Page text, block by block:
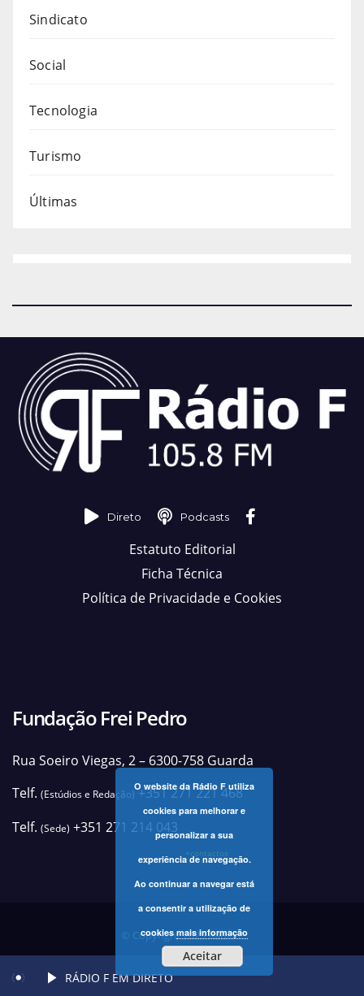
Sindicato
Social
Tecnologia
Turismo
Últimas
Direto Podcasts
Estatuto Editorial
Ficha Técnica
Política de Privacidade e Cookies
Fundação Frei Pedro
Rua Soeiro Viegas, 2 – 6300-758 Guarda
Telf. (Estúdios e Redação)+351 271 221 468
Telf. (Sede) +351 271 214 043
+contactos
© Copyright 2025 Rádio F
O website da Rádio F utiliza
cookies para melhorar e
personalizar a sua
experiência de navegação.
Ao continuar a navegar está
a consentir a utilização de
cookiesmais informação
Aceitar
RÁDIO F EM DIRETO